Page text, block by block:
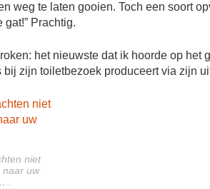
weg te laten gooien. Toch een soort
Prachtig.
het nieuwste dat ik hoorde op
bij zijn toiletbezoek produceert via zijn
niet
naar uw